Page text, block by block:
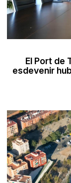
El Port de
esdevenir